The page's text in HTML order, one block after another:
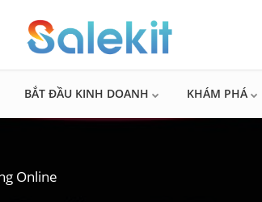
BẮT ĐẦU KINH DOANH KHÁM PHÁ
Online